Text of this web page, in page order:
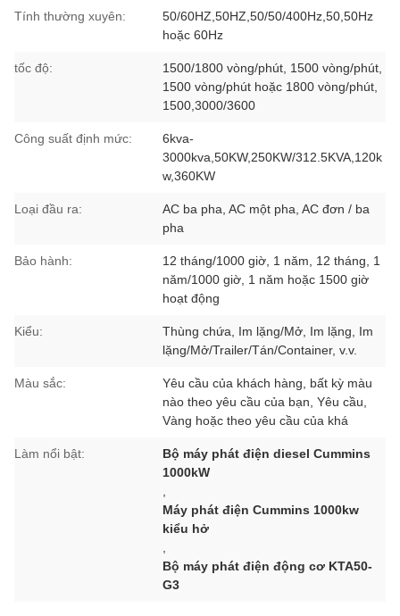
Tính thường xuyên:
50/60HZ,50HZ,50/50/400Hz,50,50Hz
hoặc 60Hz
tốc độ:
1500/1800 vòng/phút, 1500 vòng/phút,
1500 vòng/phút hoặc 1800 vòng/phút,
1500,3000/3600
Công suất định mức:
6kva-
3000kva,50KW,250KW/312.5KVA,120k
w,360KW
Loại đầu ra:
AC ba pha, AC một pha, AC đơn / ba
pha
Bảo hành:
12 tháng/1000 giờ, 1 năm, 12 tháng, 1
năm/1000 giờ, 1 năm hoặc 1500 giờ
hoạt động
Kiểu:
Thùng chứa, Im lặng/Mở, Im lặng, Im
lặng/Mở/Trailer/Tán/Container, v.v.
Màu sắc:
Yêu cầu của khách hàng, bất kỳ màu
nào theo yêu cầu của bạn, Yêu cầu,
Vàng hoặc theo yêu cầu của khá
Làm nổi bật:
Bộ máy phát điện diesel Cummins
1000kW
Máy phát điện Cummins 1000kw
kiểu hở
Bộ máy phát điện động cơ KTA50-
G3